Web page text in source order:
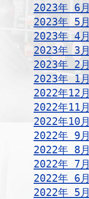
2023年 6月
2023年 5月
2023年 4月
2023年 3月
2023年 2月
2023年 1月
2022年12月
2022年11月
2022年10月
2022年 9月
2022年 8月
2022年 7月
2022年 6月
2022年 5月